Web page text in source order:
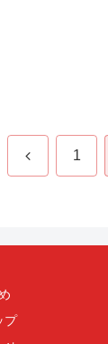
前 1
プ